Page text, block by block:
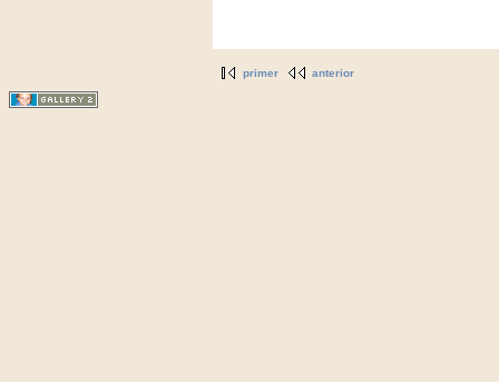
primer anterior